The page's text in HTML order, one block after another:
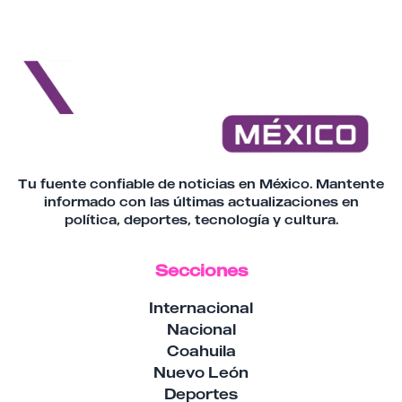
Tu fuente confiable de noticias en México. Mantente
informado con las últimas actualizaciones en
política, deportes, tecnología y cultura.
Secciones
Internacional
Nacional
Coahuila
Nuevo León
Deportes